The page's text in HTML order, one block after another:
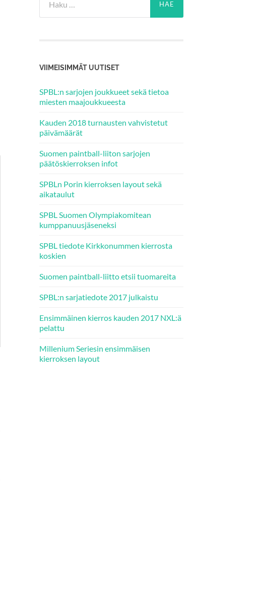
VIIMEISIMMÄT UUTISET
SPBL:n sarjojen joukkueet sekä tietoa
miesten maajoukkueesta
Kauden 2018 turnausten vahvistetut
päivämäärät
Suomen paintball-liiton sarjojen
päätöskierroksen infot
SPBLn Porin kierroksen layout sekä
aikataulut
SPBL Suomen Olympiakomitean
kumppanuusjäseneksi
SPBL tiedote Kirkkonummen kierrosta
koskien
Suomen paintball-liitto etsii tuomareita
SPBL:n sarjatiedote 2017 julkaistu
Ensimmäinen kierros kauden 2017 NXL:ä
pelattu
Millenium Seriesin ensimmäisen
kierroksen layout